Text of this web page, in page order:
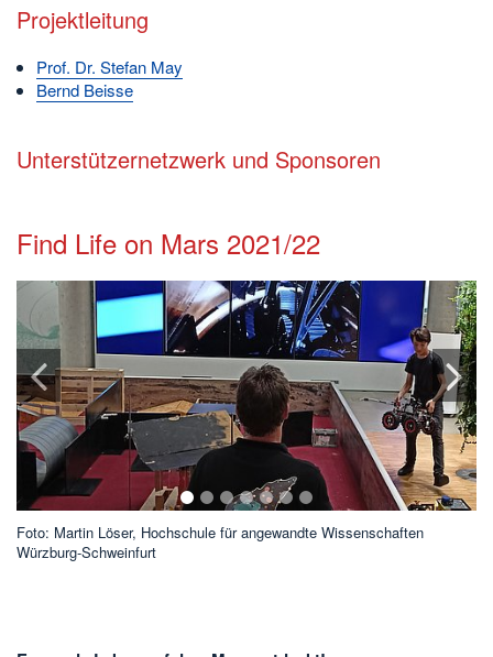
Projektleitung
Prof. Dr. Stefan May
Bernd Beisse
Unterstützernetzwerk und Sponsoren
Find Life on Mars 2021/22
Foto: Martin Löser, Hochschule für angewandte Wissenschaften
Würzburg-Schweinfurt
1 2 3 4 5 6 7